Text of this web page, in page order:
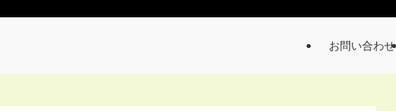
お問い合わせ